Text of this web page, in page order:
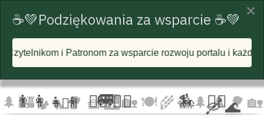
☁️ 🦅
☁️
🦅 🦅 ☁️
🌲 🏰🏕️ 🔥🌳 🧺🌉🏡 🍽️🌾🐄🌲 🌲🌳 🏡
🚐 🚴‍♂️
🏇 🛶 🌊
🚴‍♀️ 🏃‍♂️ 🏃‍♀️
👨‍👩‍👧‍👦
×
☕💚Podziękowania za wsparcie ☕💚
za wsparcie rozwoju portalu i każdą postawioną